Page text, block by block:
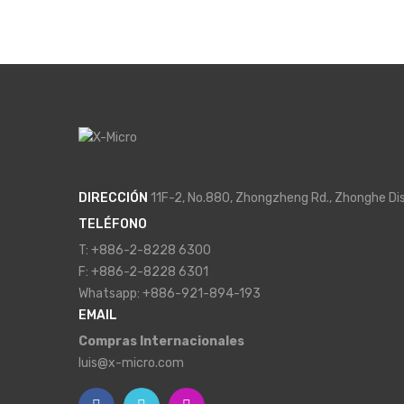
DIRECCIÓN 11F-2, No.880, Zhongzheng Rd., Zhonghe
TELÉFONO
T: +886-2-8228 6300
F: +886-2-8228 6301
Whatsapp: +886-921-894-193
EMAIL
Compras Internacionales
luis@x-micro.com